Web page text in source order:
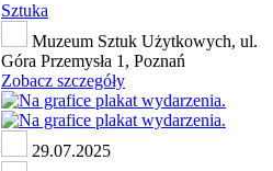
Sztuka
Muzeum Sztuk Użytkowych, ul.
Góra Przemysła 1, Poznań
Zobacz szczegóły
29.07.2025